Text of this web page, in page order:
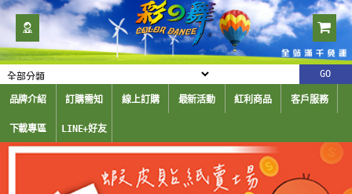
品牌介紹 訂購需知 線上訂購 最新活動 紅利商品 客戶服務
下載專區 LINE+好友